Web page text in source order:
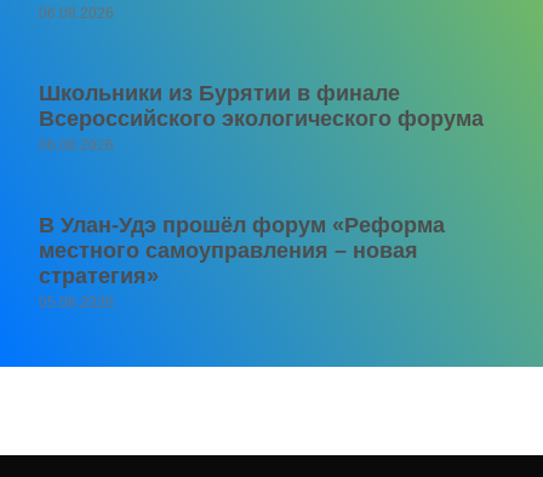
06.08.2026
Школьники из Бурятии в финале
Всероссийского экологического форума
06.08.2026
В Улан-Удэ прошёл форум «Реформа
местного самоуправления – новая
стратегия»
05.08.2026